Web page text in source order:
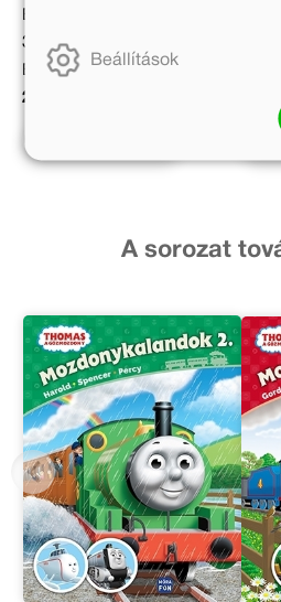
Eredeti ár:
3 999 Ft
Bevezető ár:
2 999 Ft
1
A sorozat
Beállítások